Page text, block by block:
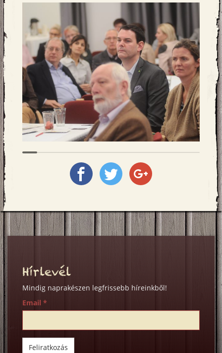
a
Facebookon
a
Twitter-
a
Google+
Hírlevél
Mindig naprakészen legfrissebb híreinkből!
Email *
Feliratkozás